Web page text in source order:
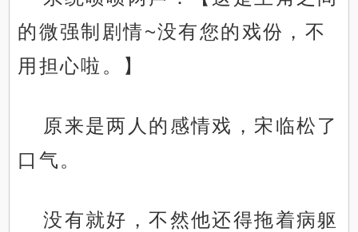
的微强制剧情~没有您的戏份，不
用担心啦。】
原来是两人的感情戏，宋临松了
口气。
没有就好，不然他还得拖着病躯